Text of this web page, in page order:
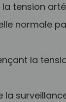
tension
normale
la
la